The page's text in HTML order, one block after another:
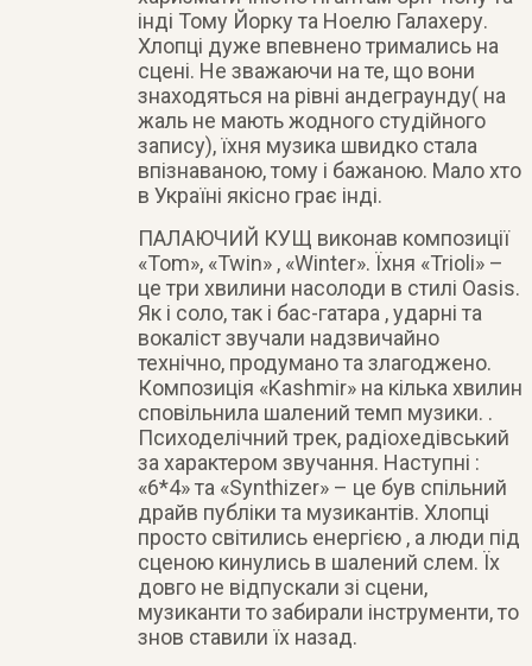
інді Тому Йорку та Ноелю Галахеру.
Хлопці дуже впевнено тримались на
сцені. Не зважаючи на те, що вони
знаходяться на рівні андеграунду( на
жаль не мають жодного студійного
запису), їхня музика швидко стала
впізнаваною, тому і бажаною. Мало хто
в Україні якісно грає інді.
ПАЛАЮЧИЙ КУЩ виконав композиції
«Tom», «Twin» , «Winter». Їхня «Trioli» –
це три хвилини насолоди в стилі Oasis.
Як і соло, так і бас-гатара , ударні та
вокаліст звучали надзвичайно
технічно, продумано та злагоджено.
Композиція «Kashmir» на кілька хвилин
сповільнила шалений темп музики. .
Психоделічний трек, радіохедівський
за характером звучання. Наступні :
«6*4» та «Synthizer» – це був спільний
драйв публіки та музикантів. Хлопці
просто світились енергією , а люди під
сценою кинулись в шалений слем. Їх
довго не відпускали зі сцени,
музиканти то забирали інструменти, то
знов ставили їх назад.